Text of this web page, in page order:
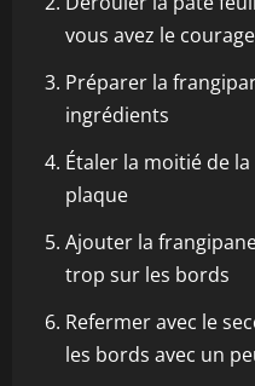
vous avez le
Préparer la
ingrédients
Étaler la moitié de
plaque
Ajouter la
trop sur les bords
Refermer avec le
les bords avec un